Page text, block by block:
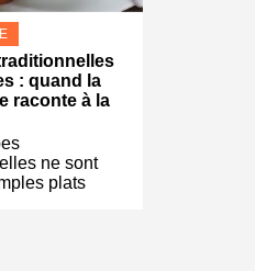
: quand la
raconte à la
ne sont
plats